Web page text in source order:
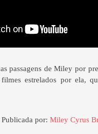
passagens de Miley por
estrelados por ela,
Publicada por:Miley Cyrus